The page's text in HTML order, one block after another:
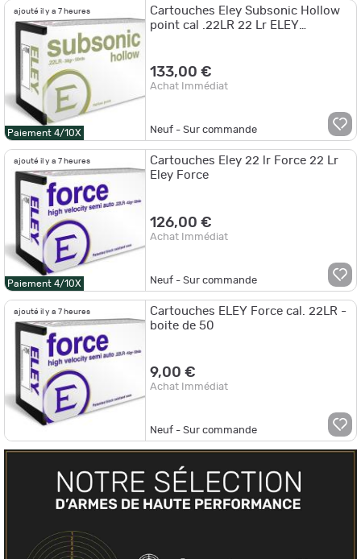
ajouté il y a 7 heures
Paiement 4/10X
Cartouches Eley Subsonic Hollow
point cal .22LR 22 Lr ELEY
133,00 €
Achat Immédiat
Neuf - Sur commande
ajouté il y a 7 heures
Paiement 4/10X
Cartouches Eley 22 lr Force 22 Lr
Eley Force
126,00 €
Achat Immédiat
Neuf - Sur commande
ajouté il y a 7 heures
Cartouches ELEY Force cal. 22LR -
boite de 50
9,00 €
Achat Immédiat
Neuf - Sur commande